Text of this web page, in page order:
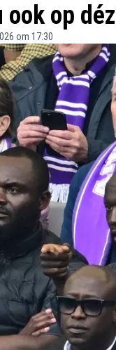
op
om 17:30